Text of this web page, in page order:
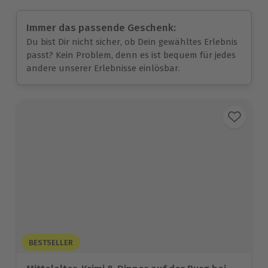
Immer das passende Geschenk:
Du bist Dir nicht sicher, ob Dein gewähltes Erlebnis
passt? Kein Problem, denn es ist bequem für jedes
andere unserer Erlebnisse einlösbar.
BESTSELLER